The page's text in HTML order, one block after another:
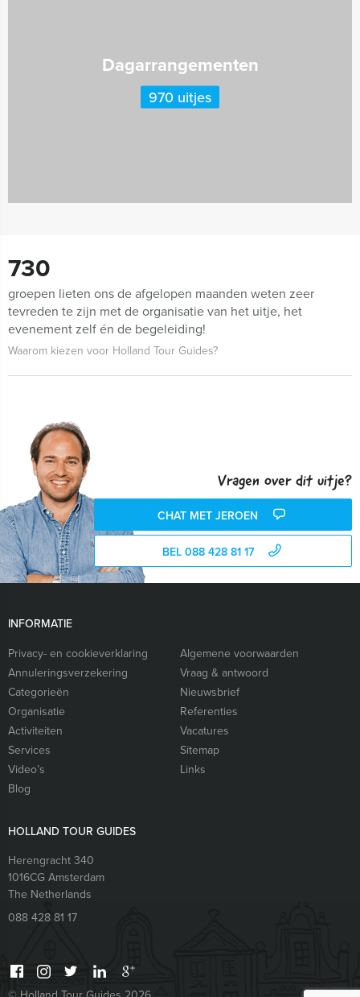
Dagarrangementen
970 uitjes
730
groepen lieten ons de afgelopen maanden weten zeer
tevreden te zijn met de organisatie van het uitje, het
evenement zelf én de begeleiding!
Waarom kiezen voor Holland Tour Guides?
Vragen over dit uitje?
CHAT MET JEROEN
BEL 088 428 81 17
INFORMATIE
Privacy- en cookieverklaring
Algemene voorwaarden
Annuleringsverzekering
Vraag & antwoord
Categorieën
Nieuwsbrief
Organisatie
Referenties
Activiteiten
Vacatures
Services
Sitemap
Video’s
Links
Blog
HOLLAND TOUR GUIDES
Herengracht 340
1016CG Amsterdam
The Netherlands
088 428 81 17